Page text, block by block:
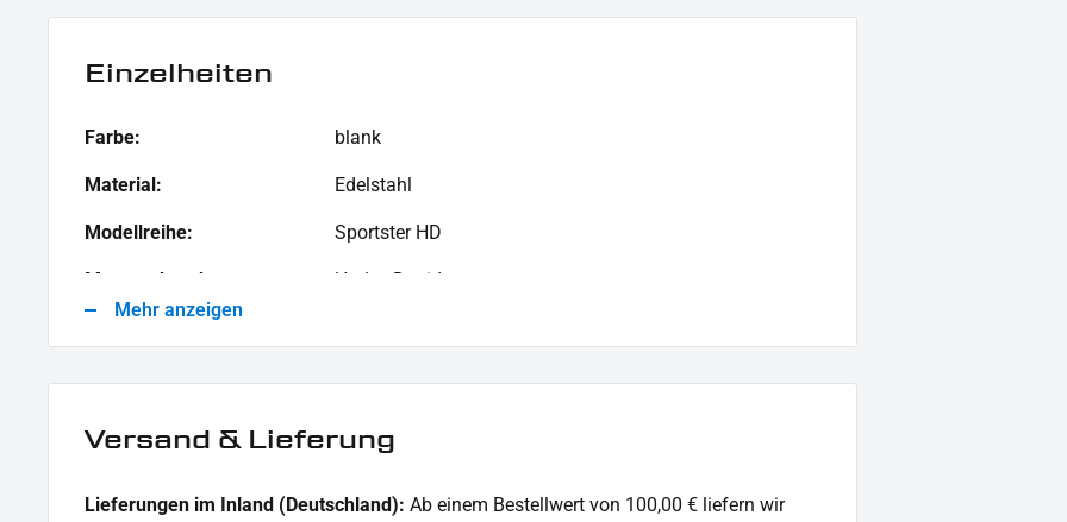
1x Schrauben-Kit "Derby Cover"
Einzelheiten
Farbe: blank
Material: Edelstahl
Modellreihe: Sportster HD
Motorradmarke:
Harley-Davidson
Mehr anzeigen
Versand & Lieferung
Lieferungen im Inland (Deutschland): Ab einem Bestellwert von 100,00 € liefern wir